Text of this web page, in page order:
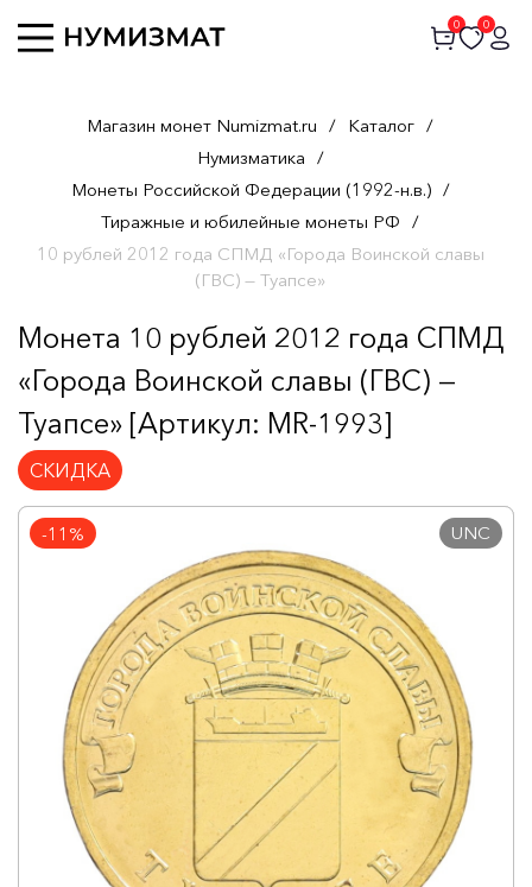
0 0
Магазин монет Numizmat.ru / Каталог /
Нумизматика /
Монеты Российской Федерации (1992-н.в.) /
Тиражные и юбилейные монеты РФ /
10 рублей 2012 года СПМД «Города Воинской славы
(ГВС) — Туапсе»
Монета 10 рублей 2012 года СПМД
«Города Воинской славы (ГВС) —
Туапсе» [Артикул: MR-1993]
СКИДКА
-11% UNC